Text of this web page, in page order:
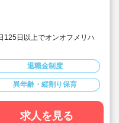
125日以上でオンオフメリハ
ず明るく元気な保育士様ご
す。経験少ない方も安心して
場合もしっかり支給されま
です。
退職金制度
異年齢・縦割り保育
求人を見る